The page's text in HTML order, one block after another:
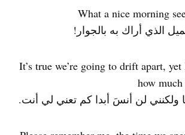
الذي أراك به بالجوار!
.It’s true we’re going to drift apart,
how
ولكنني لن أنسَ أبدا كم تعني لي أنت.